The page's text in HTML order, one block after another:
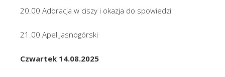
20.00 Adoracja w ciszy i okazja do spowiedzi
21.00 Apel Jasnogórski
Czwartek 14.08.2025